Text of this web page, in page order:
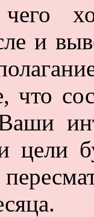
и
что
цели